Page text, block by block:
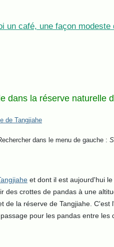
un café, une façon
dans la réserve naturelle
de Tangjiahe
dans le menu de gauche :
et dont il est aujourd'hui
crottes de pandas à une
de la réserve de Tangjiahe.
pour les pandas entre